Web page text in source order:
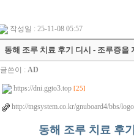
작성일 : 25-11-08 05:57
동해 조루 치료 후기 디시 - 조루증을
글쓴이 : AD
https://dni.ggto3.top [25]
http://tngsystem.co.kr/gnuboard4/bbs/
동해 조루 치료 후